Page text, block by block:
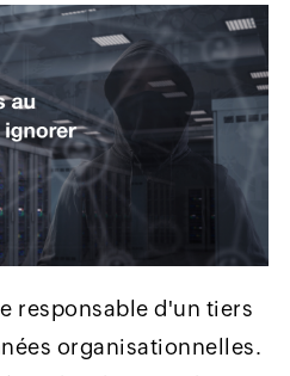
responsable d'un tiers
organisationnelles.